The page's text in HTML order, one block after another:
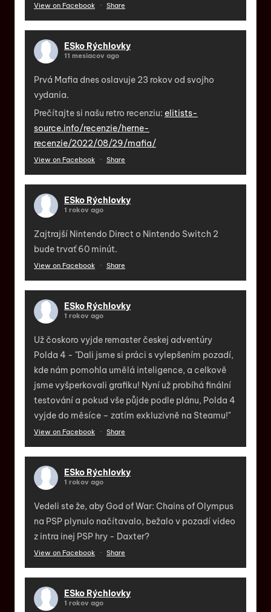
View on Facebook · Share
ESko Rýchlovky
11 mesiacov ago
Prvá Mafia dnes oslavuje 23 rokov od svojho
vydania.
Prečítajte si našu retro recenziu: elitists-
source.info/recenzie/herne-
recenzie/2022/08/29/mafia/
View on Facebook · Share
ESko Rýchlovky
1 rokov ago
Zajtrajší Nintendo Direct o Nintendo Switch 2
bude trvať 60 minút.
View on Facebook · Share
ESko Rýchlovky
1 rokov ago
Už čoskoro vyjde remaster českej adventúry
Polda 4 - "Dali jsme si práci s vylepšením pozadí,
kde nám pomohla umělá inteligence, a celkově
jsme vyšperkovali grafiku! Nyní už probíhá finální
testování a pokud vše půjde podle plánu, Polda 4
vyjde do měsíce – zatím exkluzivně na Steamu!"
View on Facebook · Share
ESko Rýchlovky
1 rokov ago
Vedeli ste že, aby God of War: Chains of Olympus
na PSP plynulo načítavalo, bežalo v pozadí video
z intra inej PSP hry - Daxter?
View on Facebook · Share
ESko Rýchlovky
1 rokov ago